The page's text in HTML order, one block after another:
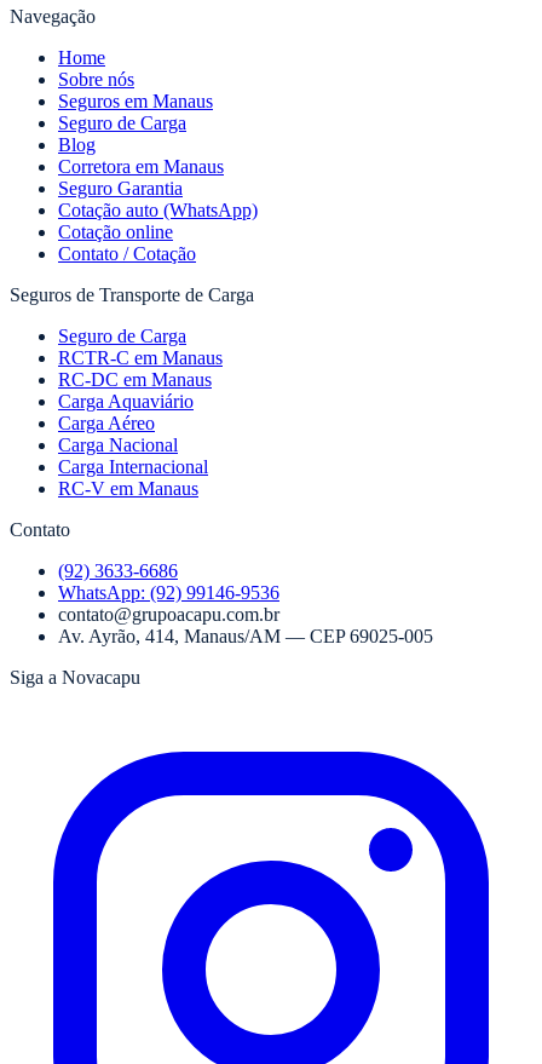
Navegação
Home
Sobre nós
Seguros em Manaus
Seguro de Carga
Blog
Corretora em Manaus
Seguro Garantia
Cotação auto (WhatsApp)
Cotação online
Contato / Cotação
Seguros de Transporte de Carga
Seguro de Carga
RCTR-C em Manaus
RC-DC em Manaus
Carga Aquaviário
Carga Aéreo
Carga Nacional
Carga Internacional
RC-V em Manaus
Contato
(92) 3633-6686
WhatsApp: (92) 99146-9536
contato@grupoacapu.com.br
Av. Ayrão, 414, Manaus/AM — CEP69025-005
Siga a Novacapu